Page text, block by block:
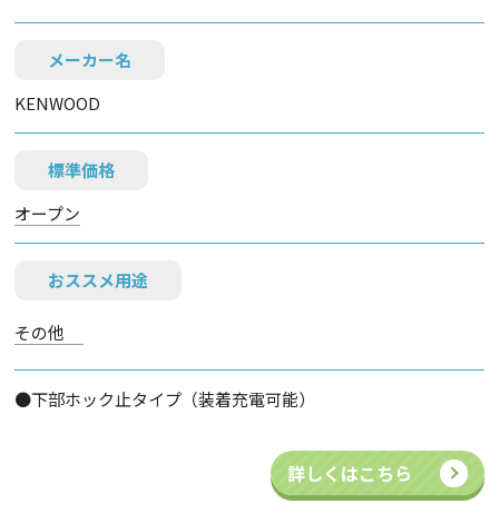
メーカー名
KENWOOD
標準価格
オープン
おススメ用途
その他
●下部ホック止タイプ（装着充電可能）
詳しくはこちら